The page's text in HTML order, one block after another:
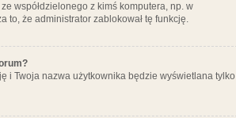
współdzielonego z kimś komputera, np. w
to, że administrator zablokował tę funkcję.
i Twoja nazwa użytkownika będzie wyświetlana tylko